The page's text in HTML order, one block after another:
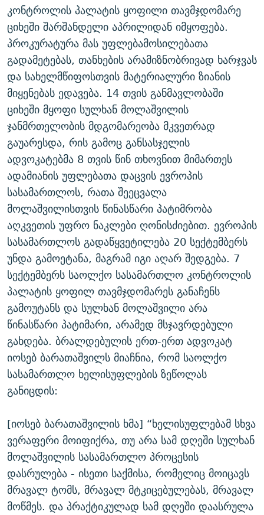
კონტროლის პალატის ყოფილი თავმჯდომარე
ციხეში შარშანდელი აპრილიდან იმყოფება.
პროკურატურა მას უფლებამოსილებათა
გადამეტებას, თანხების არამიზნობრივად ხარჯვას
და სახელმწიფოსთვის მატერიალური ზიანის
მიყენებას ედავება. 14 თვის განმავლობაში
ციხეში მყოფი სულხან მოლაშვილის
ჯანმრთელობის მდგომარეობა მკვეთრად
გაუარესდა, რის გამოც განსასჯელის
ადვოკატებმა 8 თვის წინ თხოვნით მიმართეს
ადამიანის უფლებათა დაცვის ევროპის
სასამართლოს, რათა შეეცვალა
მოლაშვილისთვის წინასწარი პატიმრობა
აღკვეთის უფრო ნაკლები ღონისძიებით. ევროპის
სასამართლოს გადაწყვეტილება 20 სექტემბერს
უნდა გამოეტანა, მაგრამ იგი აღარ შედგება. 7
სექტემბერს საოლქო სასამართლო კონტროლის
პალატის ყოფილ თავმჯდომარეს განაჩენს
გამოუტანს და სულხან მოლაშვილი არა
წინასწარი პატიმარი, არამედ მსჯავრდებული
გახდება. ბრალდებულის ერთ-ერთ ადვოკატ
იოსებ ბარათაშვილს მიაჩნია, რომ საოლქო
სასამართლო ხელისუფლების ზეწოლას
განიცდის:
[იოსებ ბარათაშვილის ხმა] “ხელისუფლებამ სხვა
ვერაფერი მოიფიქრა, თუ არა სამ დღეში სულხან
მოლაშვილის სასამართლო პროცესის
დასრულება - ისეთი საქმისა, რომელიც მოიცავს
მრავალ ტომს, მრავალ მტკიცებულებას, მრავალ
მოწმეს. და პრაქტიკულად სამ დღეში დაასრულა